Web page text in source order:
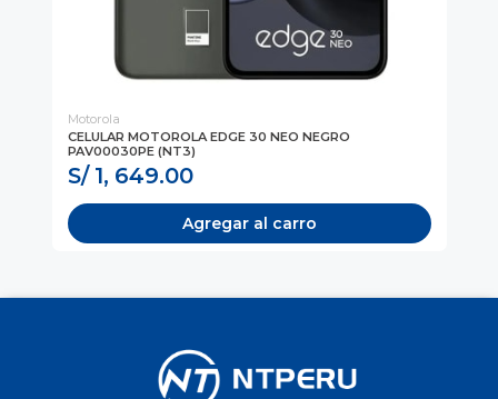
Motorola
CELULAR MOTOROLA EDGE 30 NEO NEGRO
PAV00030PE (NT3)
S/ 1, 649.00
Agregar al carro